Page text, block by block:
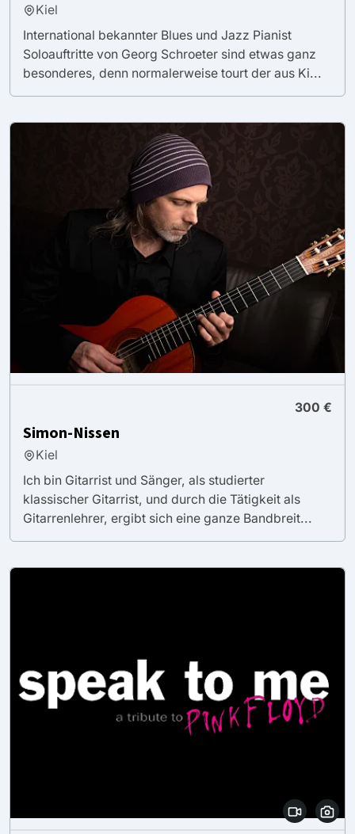
Kiel
International bekannter Blues und Jazz Pianist
Soloauftritte von Georg Schroeter sind etwas ganz
besonderes, denn normalerweise tourt der aus Ki...
300 €
Simon-Nissen
Kiel
Ich bin Gitarrist und Sänger, als studierter
klassischer Gitarrist, und durch die Tätigkeit als
Gitarrenlehrer, ergibt sich eine ganze Bandbreit...